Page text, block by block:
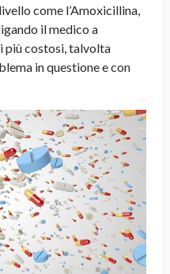
come l’Amoxicillina,
il medico a
più costosi, talvolta
in questione e con